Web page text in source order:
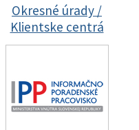
Okresné úrady /
Klientske centrá